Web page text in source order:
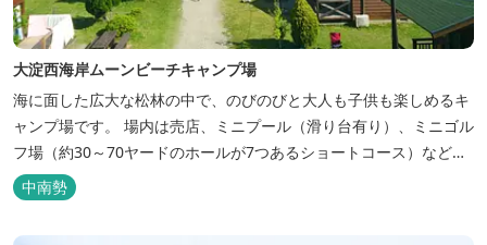
大淀西海岸ムーンビーチキャンプ場
海に面した広大な松林の中で、のびのびと大人も子供も楽しめるキ
ャンプ場です。 場内は売店、ミニプール（滑り台有り）、ミニゴル
フ場（約30～70ヤードのホールが7つあるショートコース）なども
あります。 目の前の海では、海水浴など安心して楽しめます。周辺
観光地には、伊勢志摩国立公園の玄関口にあたります。
中南勢